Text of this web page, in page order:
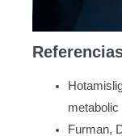
metabolic
Furman,